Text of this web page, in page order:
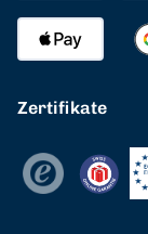
Zertifikate